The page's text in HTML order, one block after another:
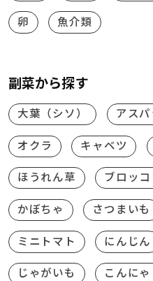
卵 魚介類
副菜から探す
大葉（シソ） アス
オクラ キャベツ
ほうれん草 ブロッコ
かぼちゃ さつまいも
ミニトマト にんじん
じゃがいも こんにゃ